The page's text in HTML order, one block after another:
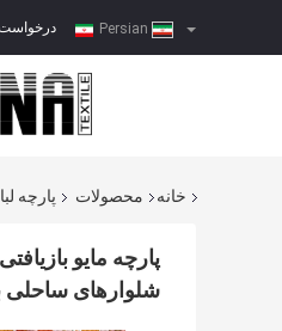
خانه محصولات پارچه
شلوارهای ساحلی